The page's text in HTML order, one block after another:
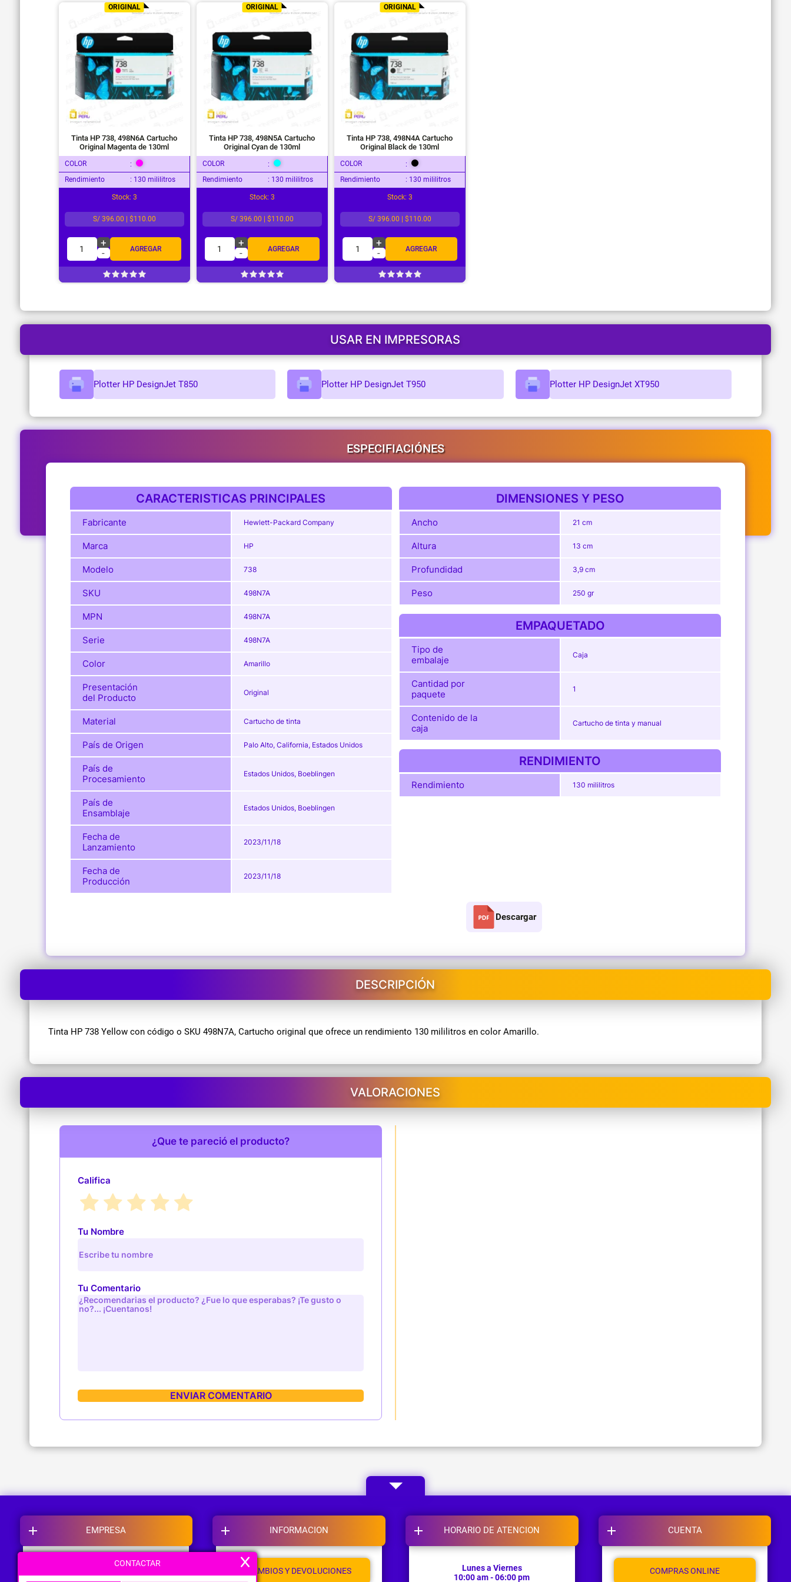
CONTACTAR
ORIGINAL
Tinta HP 738, 498N6A Cartucho
Original Magenta de 130ml
COLOR
:
Rendimiento
: 130 mililitros
Stock: 3
S/ 396.00 | $110.00
1
+
-
AGREGAR
ORIGINAL
Tinta HP 738, 498N5A Cartucho
Original Cyan de 130ml
COLOR
:
Rendimiento
: 130 mililitros
Stock: 3
S/ 396.00 | $110.00
1
+
-
AGREGAR
ORIGINAL
Tinta HP 738, 498N4A Cartucho
Original Black de 130ml
COLOR
:
Rendimiento
: 130 mililitros
Stock: 3
S/ 396.00 | $110.00
1
+
-
AGREGAR
USAR EN IMPRESORAS
Plotter HP DesignJet T850 Plotter HP DesignJet T950 Plotter HP DesignJet XT950
ESPECIFIACIÓNES
CARACTERISTICAS PRINCIPALES
Fabricante Hewlett-Packard Company
Marca HP
Modelo 738
SKU 498N7A
MPN 498N7A
Serie 498N7A
Color Amarillo
Presentación
del Producto
Original
Material Cartucho de tinta
País de Origen Palo Alto, California, Estados Unidos
País de
Procesamiento
Estados Unidos, Boeblingen
País de
Ensamblaje
Estados Unidos, Boeblingen
Fecha de
Lanzamiento
2023/11/18
Fecha de
Producción
2023/11/18
DIMENSIONES Y PESO
Ancho 21 cm
Altura 13 cm
Profundidad 3,9 cm
Peso 250 gr
EMPAQUETADO
Tipo de
embalaje
Caja
Cantidad por
paquete
1
Contenido de la
caja
Cartucho de tinta y manual
RENDIMIENTO
Rendimiento 130 mililitros
Descargar
DESCRIPCIÓN
Tinta HP 738 Yellow con código o SKU 498N7A, Cartucho original que ofrece un rendimiento 130 mililitros en color Amarillo.
VALORACIONES
¿Que te pareció el producto?
Califica
Tu Nombre
Tu Comentario
EMPRESA INFORMACION
CAMBIOS Y DEVOLUCIONES
HORARIO DE ATENCION
Lunes a Viernes
10:00 am - 06:00 pm
CUENTA
COMPRAS ONLINE